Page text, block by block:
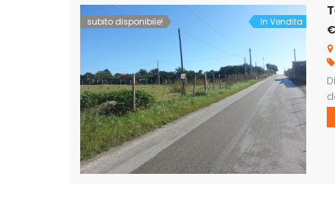
subito disponibile! In Vendita